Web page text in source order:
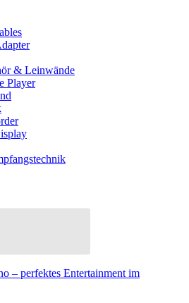
& Leinwände
Player
– perfektes Entertainment im